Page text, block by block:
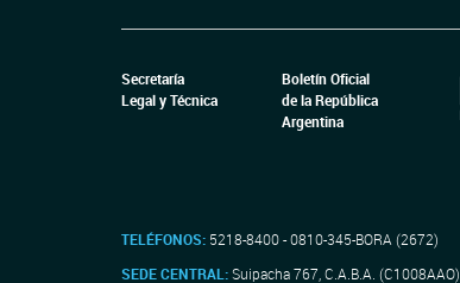
Secretaría
Legal y Técnica
Boletín Oficial
de la República
Argentina
TELÉFONOS: 5218-8400 - 0810-345-BORA (2672)
SEDE CENTRAL:Suipacha 767, C.A.B.A. (C1008AAO)